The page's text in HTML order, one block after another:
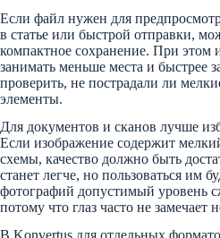
Если файл нужен для
в статье или быстрой отправки,
компактное сохранение. При этом
занимать меньше места и быстрее
проверить, не пострадали ли
элементы.
Для документов и сканов лучше
Если изображение содержит
схемы, качество должно быть
станет легче, но пользоваться им
фотографий допустимый уровень
потому что глаз часто не
В Konvertus для отдельных